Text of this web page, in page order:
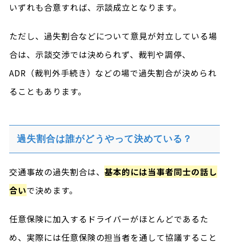
いずれも合意すれば、示談成立となります。
ただし、過失割合などについて意見が対立している場
合は、示談交渉では決められず、裁判や調停、
ADR（裁判外手続き）などの場で過失割合が決められ
ることもあります。
過失割合は誰がどうやって決めている？
交通事故の過失割合は、基本的には当事者同士の話し
合いで決めます。
任意保険に加入するドライバーがほとんどであるた
め、実際には任意保険の担当者を通して協議すること